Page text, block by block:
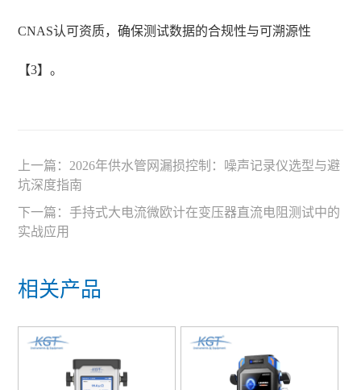
CNAS认可资质，确保测试数据的合规性与可溯源性
【3】。
上一篇： 2026年供水管网漏损控制：噪声记录仪选型与避
坑深度指南
下一篇： 手持式大电流微欧计在变压器直流电阻测试中的
实战应用
相关产品